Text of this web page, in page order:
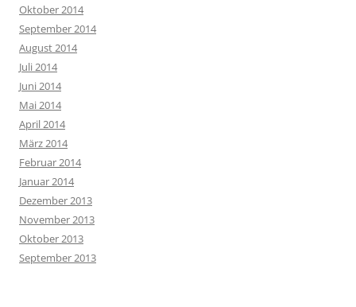
Oktober 2014
September 2014
August 2014
Juli 2014
Juni 2014
Mai 2014
April 2014
März 2014
Februar 2014
Januar 2014
Dezember 2013
November 2013
Oktober 2013
September 2013